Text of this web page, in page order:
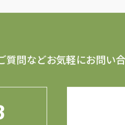
質問などお気軽にお問い